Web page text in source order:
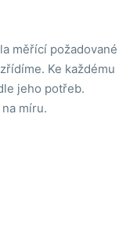
měřící požadované
Ke každému
jeho potřeb.
míru.